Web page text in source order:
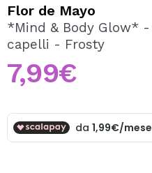
Creando un account su
acquisti velocemente,
Flor de Mayo
*Mind & Body Glow*
capelli - Frosty
7,99€